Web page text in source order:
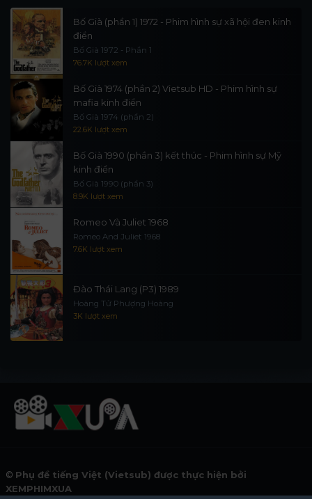
Bố Già (phần 1) 1972 - Phim hình sự xã hội đen kinh
điển
Bố Già 1972 - Phần 1
76.7K lượt xem
Bố Già 1974 (phần 2) Vietsub HD - Phim hình sự
mafia kinh điển
Bố Già 1974 (phần 2)
22.6K lượt xem
Bố Già 1990 (phần 3) kết thúc - Phim hình sự Mỹ
kinh điển
Bố Già 1990 (phần 3)
8.9K lượt xem
Romeo Và Juliet 1968
Romeo And Juliet 1968
7.6K lượt xem
Đào Thái Lang (P3) 1989
Hoàng Tử Phượng Hoàng
3K lượt xem
© Phụ đề tiếng Việt (Vietsub) được thực hiện bởi
XEMPHIMXUA